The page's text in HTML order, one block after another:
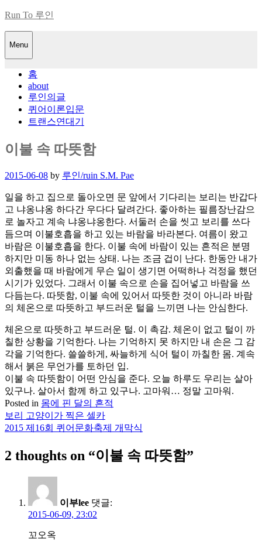
Skip
content
Run To 루인
Menu
홈
about
루인의글
퀴어이론입문
트랜스연대기
이불 속 따뜻함
Posted
2015-06-08 by 루인/ruin S.M. Pae
일을 하고 집으로 돌아오면 문 앞에서 기다리는 보리는 반갑다
고 냐옹냐옹 하다간 우다다 달려간다. 좋아하는 필름장난감으
로 놀자고 계속 냐옹냐옹한다. 서둘러 손을 씻고 보리를 쓰다
듬으며 이불호흡을 하고 있는 바람을 바라본다. 여름이 왔고
바람은 이불호흡을 한다. 이불 속에 바람이 있는 흔적은 분명
하지만 미동 하나 없는 상태. 나는 조금 겁이 난다. 한동안 내가
외출했을 때 바람에게 무슨 일이 생기면 어떡하나 걱정을 했던
시기가 있었다. 그래서 이불 속으로 손을 집어넣고 바람을 쓰
다듬는다. 따뜻함, 이불 속에 있어서 따뜻한 것이 아니라 바람
의 체온으로 따뜻하고 부드러운 털을 느끼면 나는 안심한다.
체온으로 따뜻하고 부드러운 털. 이 촉감. 체온이 없고 털이 까
칠한 상황을 기억한다. 나는 기억하지 못 하지만 내 손은 그 감
각을 기억한다. 쓸쓸하게, 싸늘하게 식어 털이 까칠한 몸. 계속
해서 붉은 무언가를 토하던 입.
이불 속 따뜻함이 어떤 안심을 준다. 오늘 하루도 우리는 살아
있구나. 살아서 함께 하고 있구나. 고마워… 정말 고마워.
Posted in 몸에 핀 달의 흔적
글
색
보리 고양이가 찍은 셀카
2015 제16회 퀴어문화축제 개막식
2 thoughts on “이불 속 따뜻함”
이부lee 댓글:
2015-06-09, 23:02
꼬오옥